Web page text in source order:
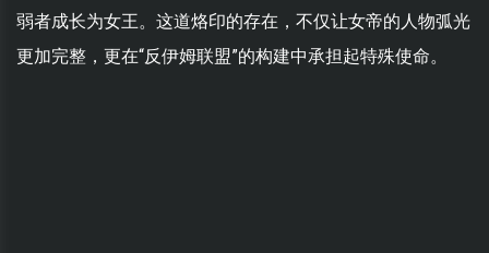
弱者成长为女王。这道烙印的存在，不仅让女帝的人物弧光
更加完整，更在“反伊姆联盟”的构建中承担起特殊使命。